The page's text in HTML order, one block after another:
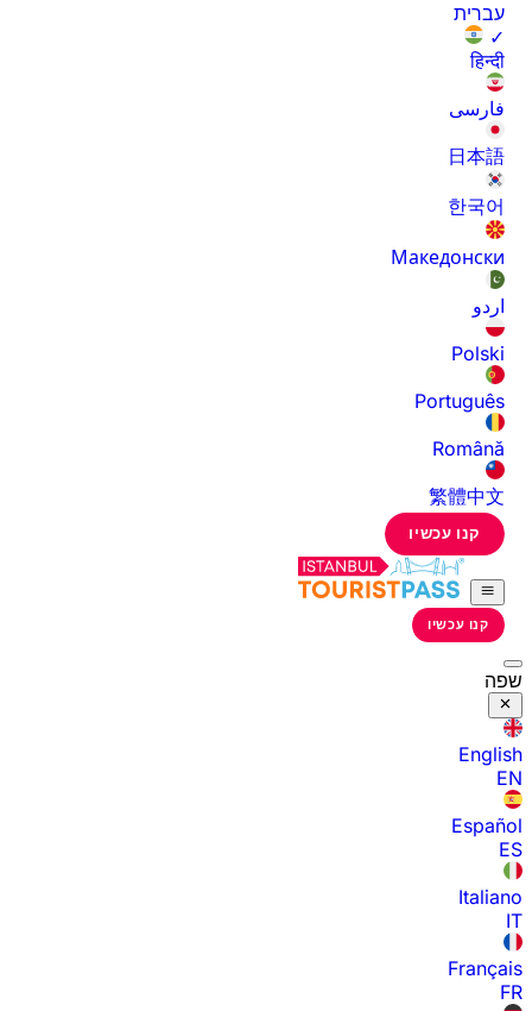
עברית
✓
हिन्दी
فارسی
日本語
한국어
Македонски
اردو
Polski
Português
Română
繁體中文
קנו עכשיו
קנו עכשיו
שפה
English
EN
Español
ES
Italiano
IT
Français
FR